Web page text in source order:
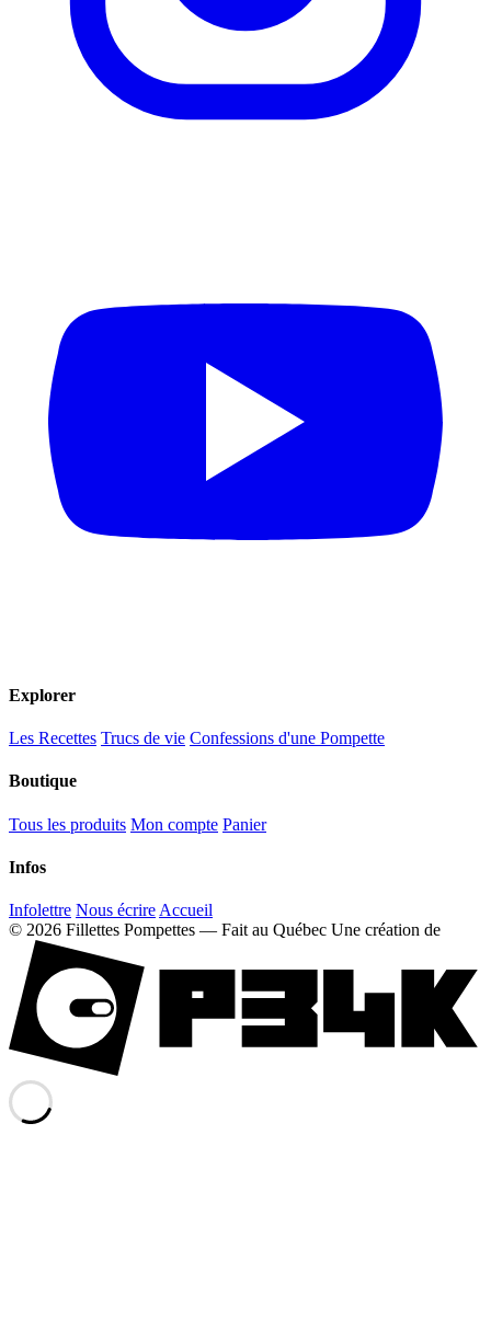
Explorer
Les Recettes Trucs de vie Confessions d'une Pompette
Boutique
Tous les produits Mon compte Panier
Infos
Infolettre Nous écrire Accueil
© 2026 Fillettes Pompettes — Fait au Québec Une création de